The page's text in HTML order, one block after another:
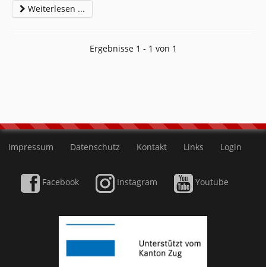
Weiterlesen ...
Ergebnisse 1 - 1 von 1
Impressum Datenschutz Kontakt Links Login
Facebook Instagram Youtube